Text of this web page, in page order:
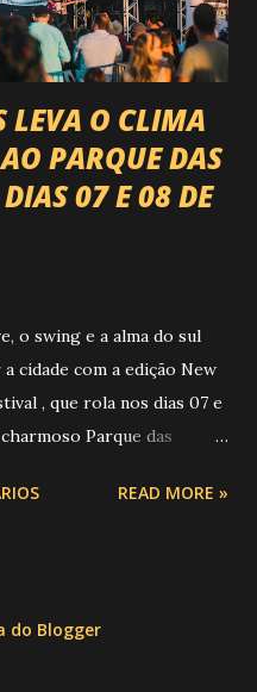
LEVA O CLIMA
PARQUE DAS
07 E 08 DE
o swing e a alma do sul
cidade com a edição New
, que rola nos dias 07 e
Parque das
ATRAÇÕES DE
artesanais, aquele
READ MORE »
do Blogger